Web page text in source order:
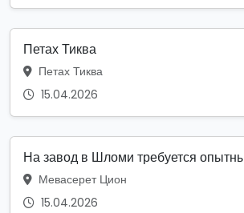
Петах Тиква
Петах Тиква
15.04.2026
На завод в Шломи требуется
Мевасерет Цион
15.04.2026